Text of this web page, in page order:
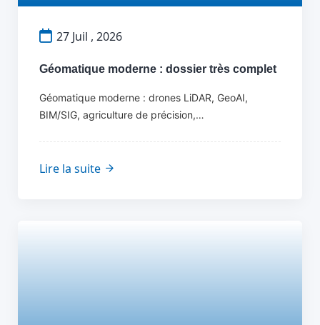
27 Juil , 2026
Géomatique moderne : dossier très complet
Géomatique moderne : drones LiDAR, GeoAI,
BIM/SIG, agriculture de précision,…
Lire la suite